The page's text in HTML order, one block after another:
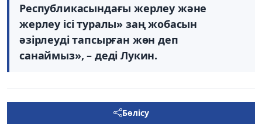
Республикасындағы жерлеу және
жерлеу ісі туралы» заң жобасын
әзірлеуді тапсырған жөн деп
санаймыз», – деді Лукин.
Бөлісу